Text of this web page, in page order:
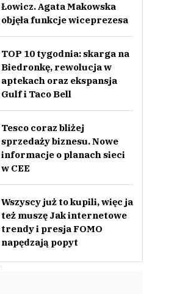
Łowicz. Agata Makowska
objęła funkcje wiceprezesa
TOP 10 tygodnia: skarga na
Biedronkę, rewolucja w
aptekach oraz ekspansja
Gulf i Taco Bell
Tesco coraz bliżej
sprzedaży biznesu. Nowe
informacje o planach sieci
w CEE
Wszyscy już to kupili, więc ja
też muszę Jak internetowe
trendy i presja FOMO
napędzają popyt